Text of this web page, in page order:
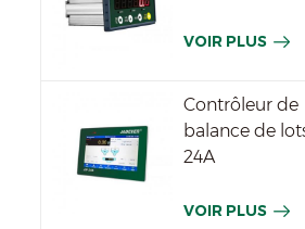
VOIR PLUS
Contrôleur de
balance de
24A
VOIR PLUS